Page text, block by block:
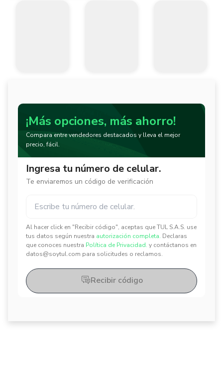
¡Más opciones, más ahorro!
Compara entre vendedores destacados y lleva el mejor
precio, fácil.
Ingresa tu número de celular.
Te enviaremos un código de verificación
Al hacer click en "Recibir código", aceptas que TUL S.A.S. use
tus datos según nuestra autorización completa. Declaras
que conoces nuestra Política de Privacidad. y contáctanos en
datos@soytul.com para solicitudes o reclamos.
✕
✕
Recibir código